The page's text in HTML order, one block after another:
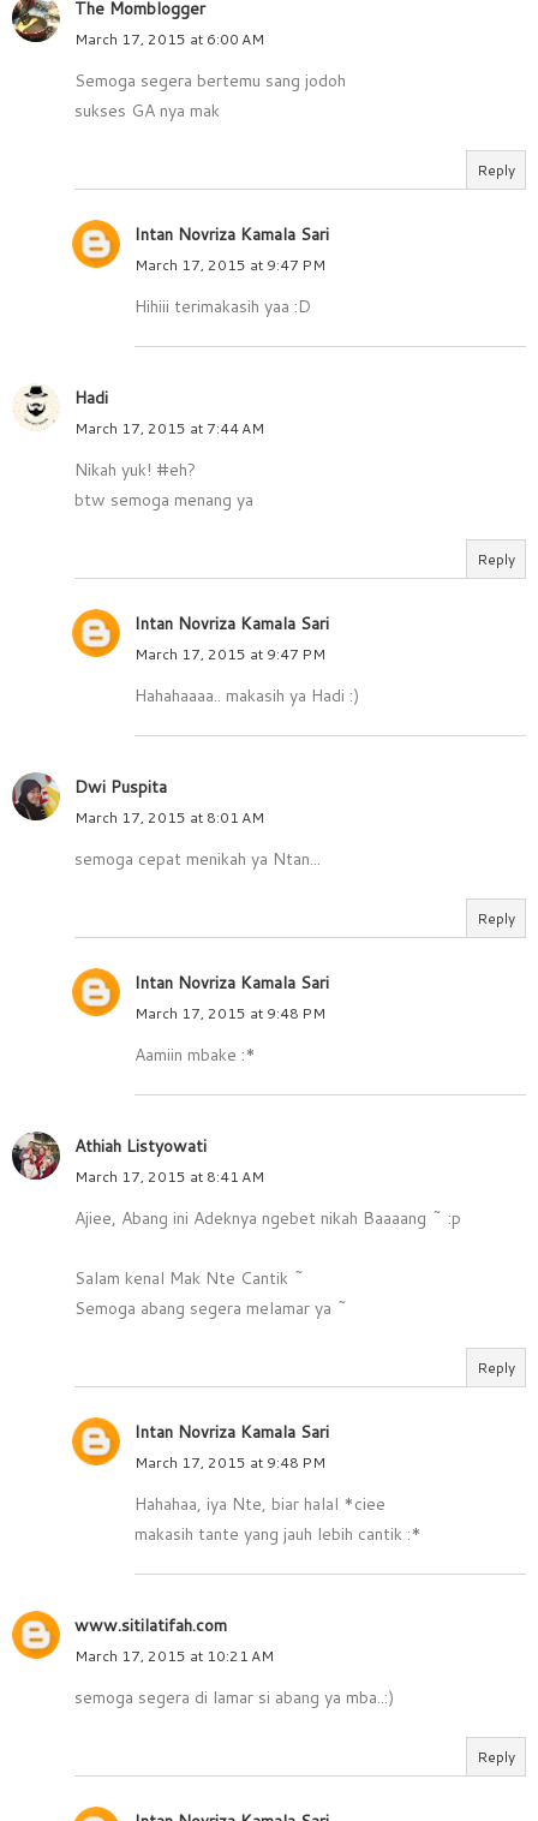
The Momblogger
March 17, 2015 at 6:00 AM
Semoga segera bertemu sang jodoh
sukses GA nya mak
Reply
Intan Novriza Kamala Sari
March 17, 2015 at 9:47 PM
Hihiii terimakasih yaa :D
Hadi
March 17, 2015 at 7:44 AM
Nikah yuk! #eh?
btw semoga menang ya
Reply
Intan Novriza Kamala Sari
March 17, 2015 at 9:47 PM
Hahahaaaa.. makasih ya Hadi :)
Dwi Puspita
March 17, 2015 at 8:01 AM
semoga cepat menikah ya Ntan...
Reply
Intan Novriza Kamala Sari
March 17, 2015 at 9:48 PM
Aamiin mbake :*
Athiah Listyowati
March 17, 2015 at 8:41 AM
Ajiee, Abang ini Adeknya ngebet nikah Baaaang ~ :p
Salam kenal Mak Nte Cantik ~
Semoga abang segera melamar ya ~
Reply
Intan Novriza Kamala Sari
March 17, 2015 at 9:48 PM
Hahahaa, iya Nte, biar halal *ciee
makasih tante yang jauh lebih cantik :*
www.sitilatifah.com
March 17, 2015 at 10:21 AM
semoga segera di lamar si abang ya mba..:)
Reply